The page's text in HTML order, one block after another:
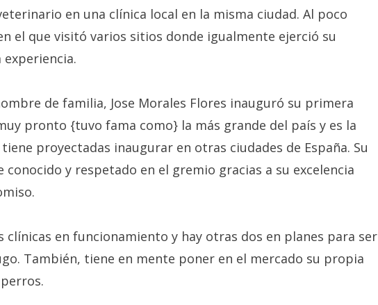
en una clínica local en la misma ciudad. Al poco
el que visitó varios sitios donde igualmente ejerció su
de familia, Jose Morales Flores inauguró su primera
pronto {tuvo fama como} la más grande del país y es la
proyectadas inaugurar en otras ciudades de España. Su
y respetado en el gremio gracias a su excelencia
clínicas en funcionamiento y hay otras dos en planes para ser
También, tiene en mente poner en el mercado su propia